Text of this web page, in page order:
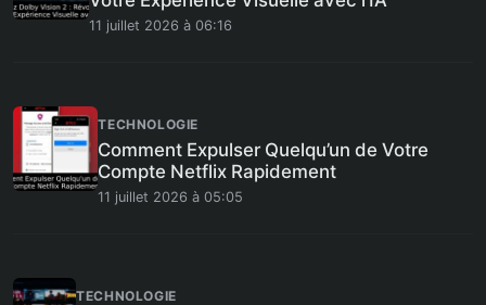
11 juillet 2026 à 06:16
TECHNOLOGIE
Comment Expulser Quelqu’un de Votre
Compte Netflix Rapidement
11 juillet 2026 à 05:05
TECHNOLOGIE